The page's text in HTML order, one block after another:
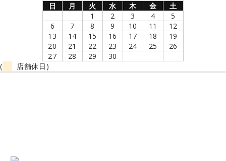
日
月 火 水 木 金
土
1
2 3 4
5
6
7 8 9 10 11
12
13
14 15 16 17 18
19
20
21 22 23 24 25
26
27
28 29
30
(
店舗休日)